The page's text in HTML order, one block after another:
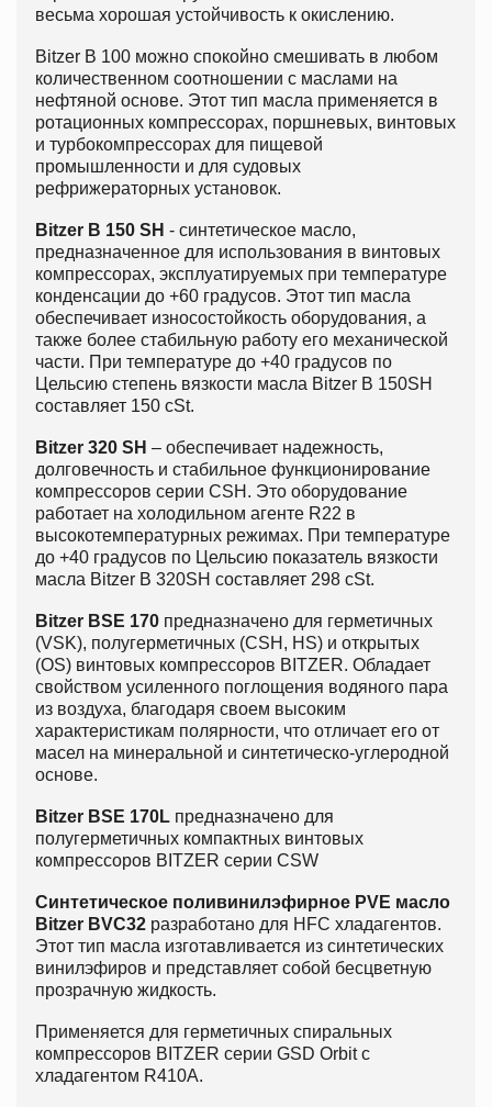
весьма хорошая устойчивость к окислению.
Bitzer B 100 можно спокойно смешивать в любом
количественном соотношении с маслами на
нефтяной основе. Этот тип масла применяется в
ротационных компрессорах, поршневых, винтовых
и турбокомпрессорах для пищевой
промышленности и для судовых
рефрижераторных установок.
Bitzer B 150 SH - синтетическое масло,
предназначенное для использования в винтовых
компрессорах, эксплуатируемых при температуре
конденсации до +60 градусов. Этот тип масла
обеспечивает износостойкость оборудования, а
также более стабильную работу его механической
части. При температуре до +40 градусов по
Цельсию степень вязкости масла Bitzer B 150SH
составляет 150 cSt.
Bitzer 320 SH – обеспечивает надежность,
долговечность и стабильное функционирование
компрессоров серии CSH. Это оборудование
работает на холодильном агенте R22 в
высокотемпературных режимах. При температуре
до +40 градусов по Цельсию показатель вязкости
масла Bitzer B 320SH составляет 298 cSt.
Bitzer BSE 170 предназначено для герметичных
(VSK), полугерметичных (CSH, HS) и открытых
(OS) винтовых компрессоров BITZER. Обладает
свойством усиленного поглощения водяного пара
из воздуха, благодаря своем высоким
характеристикам полярности, что отличает его от
масел на минеральной и синтетическо-углеродной
основе.
Bitzer BSE 170L предназначено для
полугерметичных компактных винтовых
компрессоров BITZER серии CSW
Cинтетическое поливинилэфирное PVE масло
Bitzer BVC32 разработано для HFC хладагентов.
Этот тип масла изготавливается из синтетических
винилэфиров и представляет собой бесцветную
прозрачную жидкость.
Применяется для герметичных спиральных
компрессоров BITZER серии GSD Orbit с
хладагентом R410A.